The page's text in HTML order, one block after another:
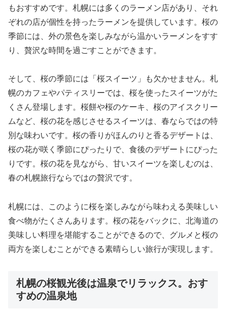
もおすすめです。札幌には多くのラーメン店があり、それ
ぞれの店が個性を持ったラーメンを提供しています。桜の
季節には、外の景色を楽しみながら温かいラーメンをすす
り、贅沢な時間を過ごすことができます。
そして、桜の季節には「桜スイーツ」も欠かせません。札
幌のカフェやパティスリーでは、桜を使ったスイーツがた
くさん登場します。桜餅や桜のケーキ、桜のアイスクリー
ムなど、桜の花を感じさせるスイーツは、春ならではの特
別な味わいです。桜の香りがほんのりと香るデザートは、
桜の花が咲く季節にぴったりで、食後のデザートにぴった
りです。桜の花を見ながら、甘いスイーツを楽しむのは、
春の札幌旅行ならではの贅沢です。
札幌には、このように桜を楽しみながら味わえる美味しい
食べ物がたくさんあります。桜の花をバックに、北海道の
美味しい料理を堪能することができるので、グルメと桜の
両方を楽しむことができる素晴らしい旅行が実現します。
札幌の桜観光後は温泉でリラックス。おす
すめの温泉地